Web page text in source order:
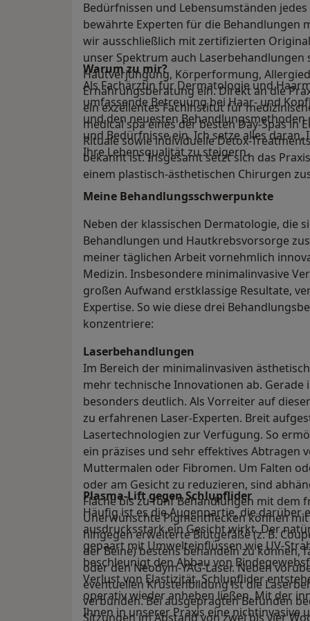
Bedürfnissen und Lebensumständen
bewährte Experten für die Behandlungen
wir ausschließlich mit zertifizierten
unser Spektrum auch
Hautverjüngung, Körperformung,
Ernährungsberatung ein. Direkt an die
ein exzellentes Fachinstitut für
medical spa eines der besten Day-Spas in
Rituale sowie individuelle Detox-
bekannt ist. Insgesamt setzt sich das
einem plastisch-ästhetischen Chirurgen
Warum zu mir?
Als Fachärztin für Dermatologie und
umfassende Betreuung bei Haar- und
und den neuesten
und Bedürfnisse ein. Ich setze alles
Ihre Lebensqualität zu steigern.
Meine Behandlungs­schwerpunkte
Neben der klassischen Dermatologie, die
Behandlungen und Hautkrebsvorsorge
meiner täglichen Arbeit vornehmlich
Medizin. Insbesondere minimalinvasive
großen Aufwand erstklassige Resultate,
Expertise. So wie diese drei
konzentriere:
Laserbehandlungen
Im Bereich der minimalinvasiven
mehr technische Innovationen ab.
besonders deutlich. Als Vorreiter auf
zu erfahrenen Laser-Experten. Breit
Lasertechnologien zur Verfügung. So
ein präzises und sehr effektives
Muttermalen oder Fibromen. Um Falten
oder am Gesicht zu reduzieren, sind
Fläche bis zu fünf Behandlungen mit dem
Unerwünschte Pigmentflecken können
hingegen erweiterte Blutgefäße (z. B.
der Beine) bestens behandeln zu können,
oder den Neodym-YAG-Laser. Neben
eventuellen Krustenbildung ist die
verbunden. Bei ausgeprägten Befunden
Sitzungen im Abstand von zwei bis vier
Plasma-Lift gegen Schlupflider
Häufig ist es die Augenpartie, die darüber
ausdrucksstark ein Gesicht wirkt. Der
gepaart mit Umwelteinflüssen wie UV-
beschleunigt den Abbau von
Verlust von Elastizität. Schlupflider
operativ wieder anheben ließen. Mit der
Ihnen in unserer Praxis eine nichtinvasive